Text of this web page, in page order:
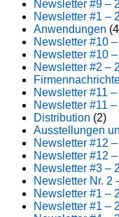
Newsletter #9 –
Newsletter #1 –
Anwendungen
Newsletter #10
Newsletter #10
Newsletter #2 –
Newsletter #11
Newsletter #11
Distribution (2)
Ausstellungen
Newsletter #12
Newsletter #12
Newsletter #3 –
Newsletter Nr. 2
Newsletter #1 –
Newsletter #1 –